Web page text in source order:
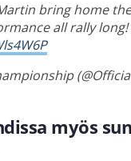
bring home
all rally long!
myös